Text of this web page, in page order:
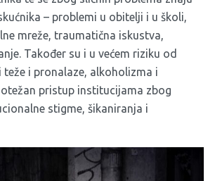
– problemi u obitelji i u školi,
mreže, traumatična iskustva,
Također su i u većem riziku od
i pronalaze, alkoholizma i
pristup institucijama zbog
stigme, šikaniranja i